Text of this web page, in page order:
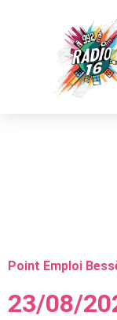
Point Emploi
23/08/